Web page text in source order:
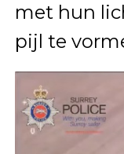
met hun
pijl te